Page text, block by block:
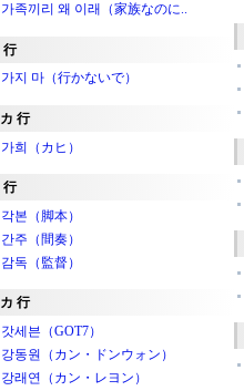
가족끼리 왜 이래（家族なのに..
行
가지 마（行かないで）
カ 行
가희（カヒ）
行
각본（脚本）
간주（間奏）
감독（監督）
カ 行
갓세븐（GOT7）
강동원（カン・ドンウォン）
강래연（カン・レヨン）